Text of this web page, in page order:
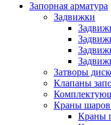
Запорная арматура
Задвижки
Затворы
Клапаны
Краны
Краны